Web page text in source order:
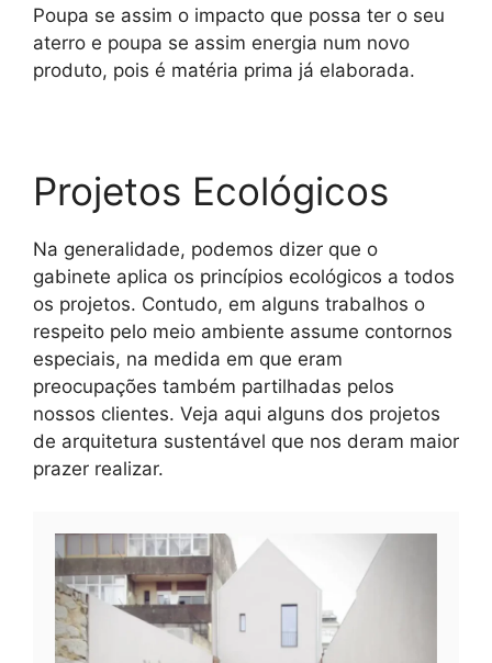
Poupa se assim o impacto que possa ter o seu
aterro e poupa se assim energia num novo
produto, pois é matéria prima já elaborada.
Projetos Ecológicos
Na generalidade, podemos dizer que o
gabinete aplica os princípios ecológicos a todos
os projetos. Contudo, em alguns trabalhos o
respeito pelo meio ambiente assume contornos
especiais, na medida em que eram
preocupações também partilhadas pelos
nossos clientes. Veja aqui alguns dos projetos
de arquitetura sustentável que nos deram maior
prazer realizar.